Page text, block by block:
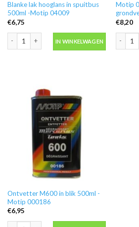
Blanke lak hooglans in spuitbus
500ml -Motip 04009
€6,75
IN WINKELWAGEN
Motip
€8,20
Ontvetter M600 in blik 500ml -
Motip 000186
€6,95
Ontvetter M600 in blik 500ml -Motip 000186